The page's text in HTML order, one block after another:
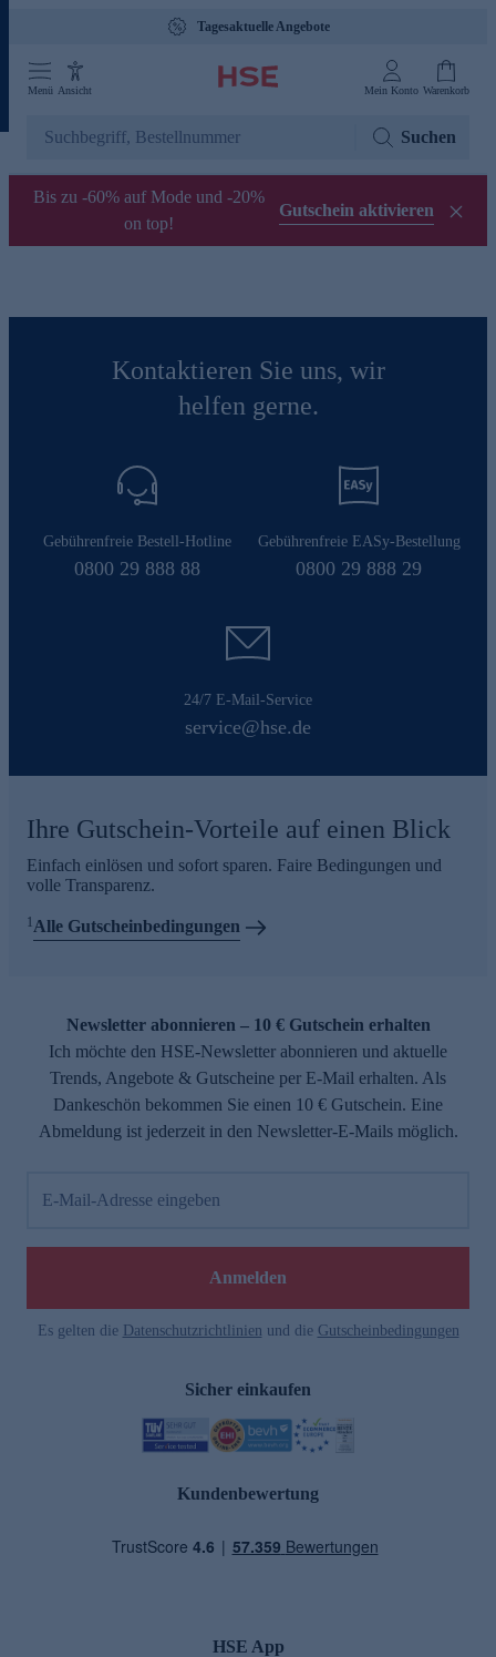
Tagesaktuelle Angebote
Menü Ansicht Mein Konto Warenkorb
Suchen
Bis zu -60% auf Mode und -20%
on top!
Gutschein aktivieren
Kontaktieren Sie uns, wir
helfen gerne.
Gebührenfreie Bestell-Hotline
0800 29 888 88
Gebührenfreie EASy-Bestellung
0800 29 888 29
24/7 E-Mail-Service
service@hse.de
Ihre Gutschein-Vorteile auf einen Blick
Einfach einlösen und sofort sparen. Faire Bedingungen und
volle Transparenz.
1Alle Gutscheinbedingungen
Newsletter abonnieren – 10 € Gutschein erhalten
Ich möchte den HSE-Newsletter abonnieren und aktuelle
Trends, Angebote & Gutscheine per E-Mail erhalten. Als
Dankeschön bekommen Sie einen 10 € Gutschein. Eine
Abmeldung ist jederzeit in den Newsletter-E-Mails möglich.
E-Mail-Adresse eingeben
Anmelden
Es gelten die Datenschutzrichtlinien und die Gutscheinbedingungen
Sicher einkaufen
Kundenbewertung
HSE App